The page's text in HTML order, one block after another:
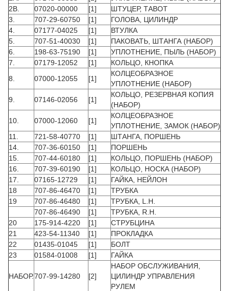
2B.
07020-00000 [1]
ШТУЦЕР, ТАВОТ
3.
707-29-60750 [1]
ГОЛОВА, ЦИЛИНДР
4.
07177-04025 [1]
ВТУЛКА
5.
707-51-40030 [1]
ПАКОВАТЬ, ШТАНГА (НАБОР)
6.
198-63-75190 [1]
УПЛОТНЕНИЕ, ПЫЛЬ (НАБОР)
7.
07179-12052 [1]
КОЛЬЦО, КНОПКА
8.
07000-12055 [1]
КОЛЦЕОБРАЗНОЕ
УПЛОТНЕНИЕ (НАБОР)
9.
07146-02056 [1]
КОЛЬЦО, РЕЗЕРВНАЯ КОПИЯ
(НАБОР)
10.
07000-12060 [1]
КОЛЦЕОБРАЗНОЕ
УПЛОТНЕНИЕ, ЗАМОК (НАБОР)
11.
721-58-40770 [1]
ШТАНГА, ПОРШЕНЬ
14.
707-36-60150 [1]
ПОРШЕНЬ
15.
707-44-60180 [1]
КОЛЬЦО, ПОРШЕНЬ (НАБОР)
16.
707-39-60190 [1]
КОЛЬЦО, НОСКА (НАБОР)
17.
07165-12729 [1]
ГАЙКА, НЕЙЛОН
18
707-86-46470 [1]
ТРУБКА
19
707-86-46480 [1]
ТРУБКА, L.H.
707-86-46490
[1]
ТРУБКА, R.H.
20
175-914-4220 [1]
СТРУБЦИНА
21
423-54-11340 [1]
ПРОКЛАДКА
22
01435-01045 [1]
БОЛТ
23
01584-01008 [1] ГАЙКА
НАБОР.707-99-14280 [2]
НАБОР ОБСЛУЖИВАНИЯ,
ЦИЛИНДР УПРАВЛЕНИЯ
РУЛЕМ